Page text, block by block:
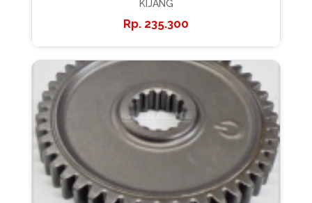
KIJANG
235.300